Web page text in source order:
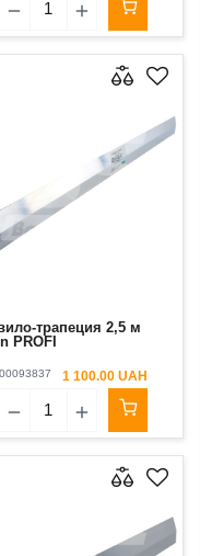
трапеция 2,5 м
PROFI
00093837 1 100.00 UAH